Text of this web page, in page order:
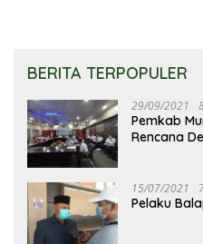
BERITA TERPOPULER
29/09/2021
Pemkab
Rencana
15/07/2021
Pelaku